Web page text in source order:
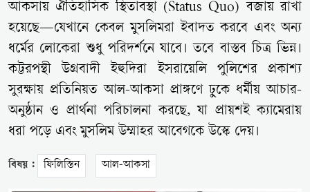
আকসায় ঐতিহাসিক স্থিতাবস্থা (Status Quo) বজায় রাখা
হয়েছে—যেখানে কেবল মুসলিমরা ইবাদত করবে এবং অন্য
ধর্মের লোকেরা শুধু পরিদর্শনে যাবে। তবে বাস্তব চিত্র ভিন্ন।
কট্টরপন্থী উগ্রবাদী ইহুদিরা ইসরায়েলি পুলিশের প্রকাশ্য
সুরক্ষায় প্রতিনিয়ত আল-আকসা প্রাঙ্গণে ঢুকে ধর্মীয় আচার-
অনুষ্ঠান ও প্রার্থনা পরিচালনা করছে, যা প্রায়শই ক্যামেরায়
ধরা পড়ে এবং মুসলিম উম্মাহর আবেগকে উস্কে দেয়।
বিষয় : ফিলিস্তিন আল-আকসা